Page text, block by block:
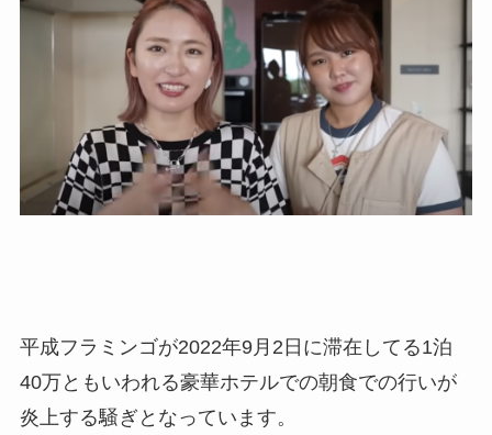
平成フラミンゴが2022年9月2日に滞在してる1泊
40万ともいわれる豪華ホテルでの朝食での行いが
炎上する騒ぎとなっています。